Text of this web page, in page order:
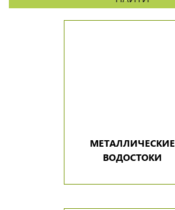
МЕТАЛЛИЧЕСКИЕ
ВОДОСТОКИ